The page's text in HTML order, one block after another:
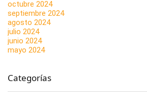
octubre 2024
septiembre 2024
agosto 2024
julio 2024
junio 2024
mayo 2024
Categorías